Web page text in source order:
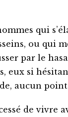
qui
ou qui
par le
eux si
aucun point
de vivre